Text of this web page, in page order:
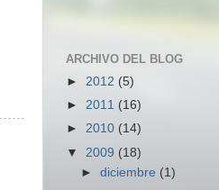
ARCHIVO DEL BLOG
► 2012 (5)
► 2011 (16)
► 2010 (14)
▼ 2009 (18)
►diciembre (1)